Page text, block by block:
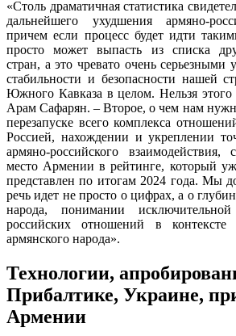
«Столь драматичная статистика
дальнейшего ухудшения армяно-
причем если процесс будет идти
просто может выпасть из списка
стран, а это чревато очень серьезными
стабильности и безопасности нашей
Южного Кавказа в целом. Нельзя этого
Арам Сафарян. – Второе, о чем нам
перезапуске всего комплекса
Россией, нахождении и укреплении
армяно-российского взаимодействия,
место Армении в рейтинге, который
представлен по итогам 2024 года. Мы
речь идет не просто о цифрах, а о
народа, понимании
российских отношений в контексте
армянского народа».
Технологии,
Прибалтике, Украине,
Армении